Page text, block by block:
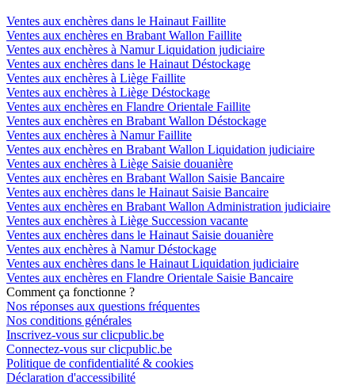
Ventes aux enchères dans le Hainaut Faillite
Ventes aux enchères en Brabant Wallon Faillite
Ventes aux enchères à Namur Liquidation judiciaire
Ventes aux enchères dans le Hainaut Déstockage
Ventes aux enchères à Liège Faillite
Ventes aux enchères à Liège Déstockage
Ventes aux enchères en Flandre Orientale Faillite
Ventes aux enchères en Brabant Wallon Déstockage
Ventes aux enchères à Namur Faillite
Ventes aux enchères en Brabant Wallon Liquidation judiciaire
Ventes aux enchères à Liège Saisie douanière
Ventes aux enchères en Brabant Wallon Saisie Bancaire
Ventes aux enchères dans le Hainaut Saisie Bancaire
Ventes aux enchères en Brabant Wallon Administration judiciaire
Ventes aux enchères à Liège Succession vacante
Ventes aux enchères dans le Hainaut Saisie douanière
Ventes aux enchères à Namur Déstockage
Ventes aux enchères dans le Hainaut Liquidation judiciaire
Ventes aux enchères en Flandre Orientale Saisie Bancaire
Comment ça fonctionne ?
Nos réponses aux questions fréquentes
Nos conditions générales
Inscrivez-vous sur clicpublic.be
Connectez-vous sur clicpublic.be
Politique de confidentialité & cookies
Déclaration d'accessibilité